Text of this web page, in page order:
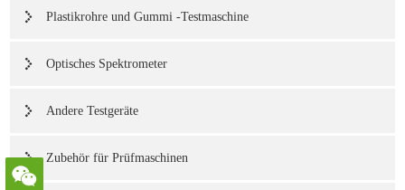
Plastikrohre und Gummi -Testmaschine
Optisches Spektrometer
Andere Testgeräte
Zubehör für Prüfmaschinen